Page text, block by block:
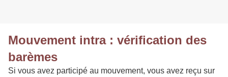
Mouvement intra : vérification des
barèmes
Si vous avez participé au mouvement, vous avez reçu sur